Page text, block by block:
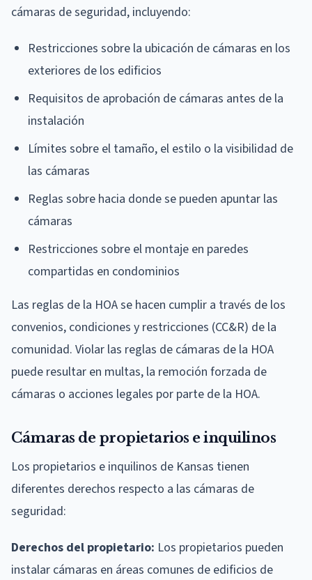
cámaras de seguridad, incluyendo:
Restricciones sobre la ubicación de cámaras en los
exteriores de los edificios
Requisitos de aprobación de cámaras antes de la
instalación
Límites sobre el tamaño, el estilo o la visibilidad de
las cámaras
Reglas sobre hacia donde se pueden apuntar las
cámaras
Restricciones sobre el montaje en paredes
compartidas en condominios
Las reglas de la HOA se hacen cumplir a través de los
convenios, condiciones y restricciones (CC&R) de la
comunidad. Violar las reglas de cámaras de la HOA
puede resultar en multas, la remoción forzada de
cámaras o acciones legales por parte de la HOA.
Cámaras de propietarios e inquilinos
Los propietarios e inquilinos de Kansas tienen
diferentes derechos respecto a las cámaras de
seguridad:
Derechos del propietario: Los propietarios pueden
instalar cámaras en áreas comunes de edificios de